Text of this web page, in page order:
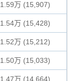
1.59万 (15,907)
1.54万 (15,428)
1.52万 (15,212)
1.50万 (15,033)
1.47万 (14,664)